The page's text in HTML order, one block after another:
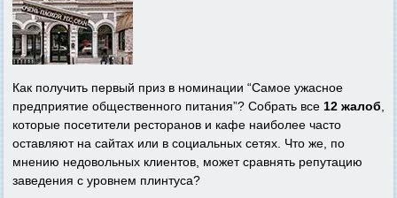
Как получить первый приз в номинации “Самое ужасное
предприятие общественного питания”? Собрать все 12 жалоб
которые посетители ресторанов и кафе наиболее часто
оставляют на сайтах или в социальных сетях. Что же, по
мнению недовольных клиентов, может сравнять репутацию
заведения с уровнем плинтуса?